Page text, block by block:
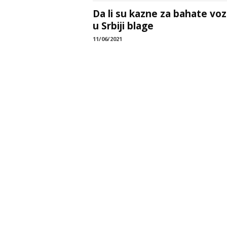
Da li su kazne za bahate
u Srbiji blage
11/06/2021